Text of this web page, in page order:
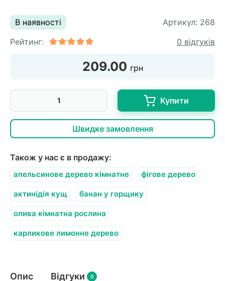
В наявності Артикул: 268
Рейтинг:
0 відгуків
209.00 грн
Купити
Швидке замовлення
Також у нас є в продажу:
апельсинове дерево кімнатне фігове дерево
актинідія кущ банан у горщику
олива кімнатна рослина
карликове лимонне дерево
Опис Відгуки 0